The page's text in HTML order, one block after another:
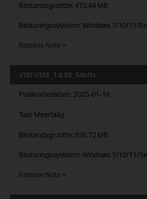
Bestandsgrootte: 473.44 MB
Besturingssysteem: Windows 7/10/11/
Release Note >
VIGI VMS_1.8.56_64bits
Publicatiedatum: 2025-01-16
Taal: Meertalig
Bestandsgrootte: 536.72 MB
Besturingssysteem: Windows 7/10/11/
Release Note >